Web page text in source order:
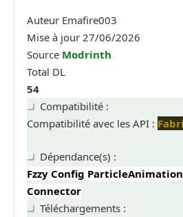
Auteur Emafire003
Mise à jour 27/06/2026
Source Modrinth
Total DL
54
Compatibilité :
Compatibilité avec les API :
Dépendance(s) :
Fzzy Config
Connector
Téléchargements :